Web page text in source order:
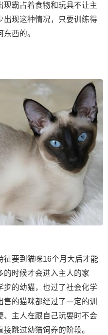
现霸占着食物和玩具不让主
出现这种情况，只要训练得
西的。
要到猫咪16个月大后才能
的时候才会进入主人的家
步的幼猫，也过了社会化学
的猫咪都经过了一定的训
、主人在跟自己玩耍时不会
跳过幼猫饲养的阶段。